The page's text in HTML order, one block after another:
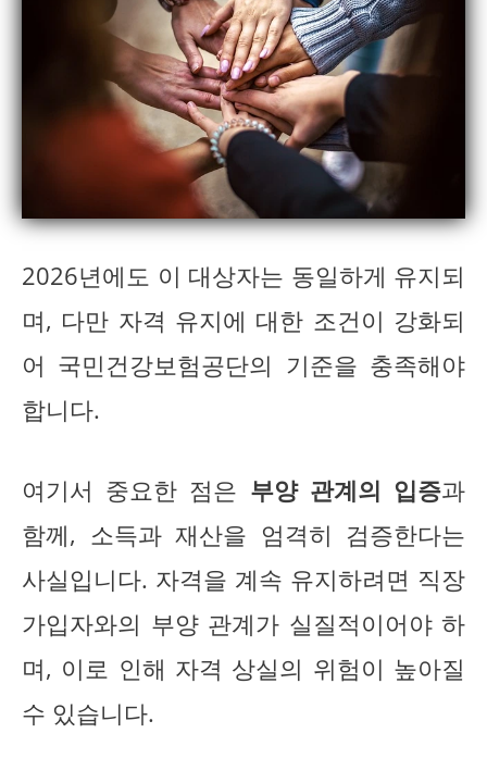
2026년에도 이 대상자는 동일하게 유지되
며, 다만 자격 유지에 대한 조건이 강화되
어 국민건강보험공단의 기준을 충족해야
합니다.
여기서 중요한 점은 부양 관계의 입증과
함께, 소득과 재산을 엄격히 검증한다는
사실입니다. 자격을 계속 유지하려면 직장
가입자와의 부양 관계가 실질적이어야 하
며, 이로 인해 자격 상실의 위험이 높아질
수 있습니다.